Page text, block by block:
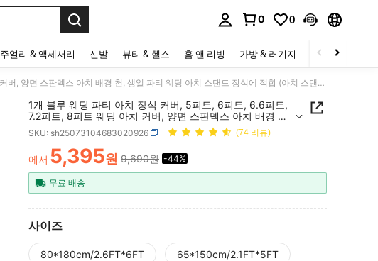
0 0
주얼리 & 액세서리 신발 뷰티 & 헬스 홈 앤 리빙 가방 & 러기지 스포츠 & 아웃
1개 블루 웨딩 파티 아치 장식 커버, 5피트, 6피트, 6.6피트, 7.2피트, 8피트 웨딩 아치 커버, 양면 스판덱스 아치 배경 천, 생일 파티 웨딩 아치 스탠드 장식에 적합 (아치 스탠드 미포함, 천 배경만 해당)
1개 블루 웨딩 파티 아치 장식 커버, 5피트, 6피트, 6.6피트,
7.2피트, 8피트 웨딩 아치 커버, 양면 스판덱스 아치 배경 천,
생일 파티 웨딩 아치 스탠드 장식에 적합 (아치 스탠드 미포
함, 천 배경만 해당)
SKU: sh25073104683020926 (74 리뷰)
PRICE AND AVAILABILITY
에서 5,395원 9,690원 -44%
무료 배송
사이즈
80*180cm/2.6FT*6FT 65*150cm/2.1FT*5FT